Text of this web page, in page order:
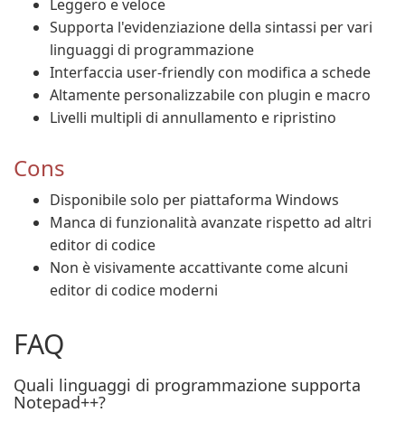
Leggero e veloce
Supporta l'evidenziazione della sintassi per vari
linguaggi di programmazione
Interfaccia user-friendly con modifica a schede
Altamente personalizzabile con plugin e macro
Livelli multipli di annullamento e ripristino
Cons
Disponibile solo per piattaforma Windows
Manca di funzionalità avanzate rispetto ad altri
editor di codice
Non è visivamente accattivante come alcuni
editor di codice moderni
FAQ
Quali linguaggi di programmazione supporta
Notepad++?